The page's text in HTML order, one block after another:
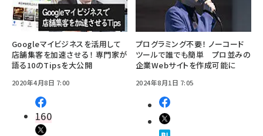
Googleマイビジネスを活用して
店舗集客を加速させる！ 専門家が
語る10のTipsを大公開
2020年4月8日 7:00
160
プログラミング不要！ ノーコード
ツールで誰でも簡単 プロ並みの
企業Webサイトを作成可能に
2024年8月1日 7:05